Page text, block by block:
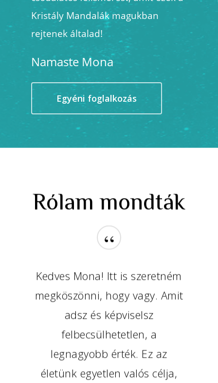
Kristály Mandalák magukban
rejtenek általad!
Namaste Mona
Egyéni foglalkozás
Rólam mondták
“
Kedves Mona! Itt is szeretném
megköszönni, hogy vagy. Amit
adsz és képviselsz
felbecsülhetetlen, a
legnagyobb érték. Ez az
életünk egyetlen valós célja,